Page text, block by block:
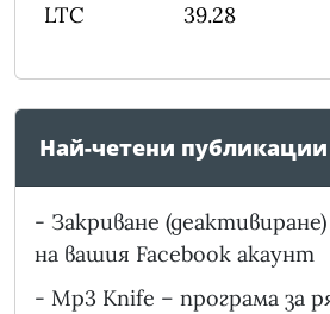
LTC
39.28
Най-четени публикации
- Закриване
на вашия Facebook акаунт
- Mp3 Knife – програма за